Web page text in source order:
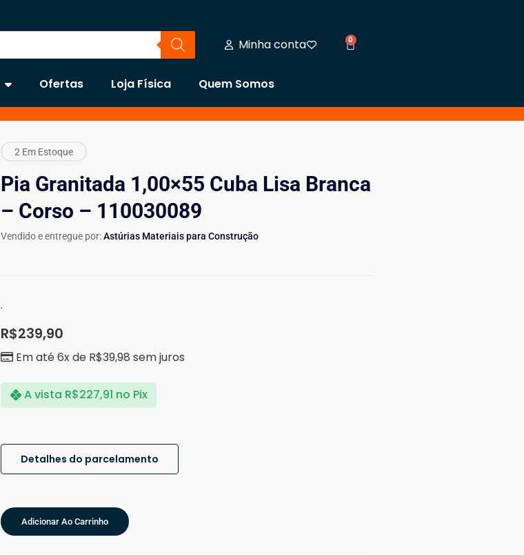
Minha conta 0
Ofertas Loja Física Quem Somos
2 Em Estoque
Pia Granitada 1,00×55 Cuba Lisa Branca
– Corso – 110030089
Vendido e entregue por:Astúrias Materiais para Construção
.
R$239,90
Em até 6x de R$39,98 sem juros
A vista R$227,91 no Pix
Detalhes do parcelamento
Adicionar Ao Carrinho